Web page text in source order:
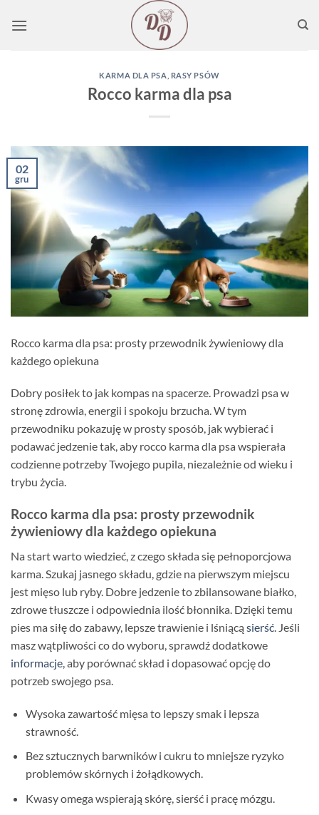
KARMA DLA PSA RASY PSÓW
Rocco karma dla psa
02
gru
Rocco karma dla psa: prosty przewodnik żywieniowy dla
każdego opiekuna
Dobry posiłek to jak kompas na spacerze. Prowadzi psa w
stronę zdrowia, energii i spokoju brzucha. W tym
przewodniku pokazuję w prosty sposób, jak wybierać i
podawać jedzenie tak, aby rocco karma dla psa wspierała
codzienne potrzeby Twojego pupila, niezależnie od wieku i
trybu życia.
Rocco karma dla psa: prosty przewodnik
żywieniowy dla każdego opiekuna
Na start warto wiedzieć, z czego składa się pełnoporcjowa
karma. Szukaj jasnego składu, gdzie na pierwszym miejscu
jest mięso lub ryby. Dobre jedzenie to zbilansowane białko,
zdrowe tłuszcze i odpowiednia ilość błonnika. Dzięki temu
pies ma siłę do zabawy, lepsze trawienie i lśniącą sierść . Jeśli
masz wątpliwości co do wyboru, sprawdź dodatkowe
informacje , aby porównać skład i dopasować opcję do
potrzeb swojego psa.
Wysoka zawartość mięsa to lepszy smak i lepsza
strawność.
Bez sztucznych barwników i cukru to mniejsze ryzyko
problemów skórnych i żołądkowych.
Kwasy omega wspierają skórę, sierść i pracę mózgu.